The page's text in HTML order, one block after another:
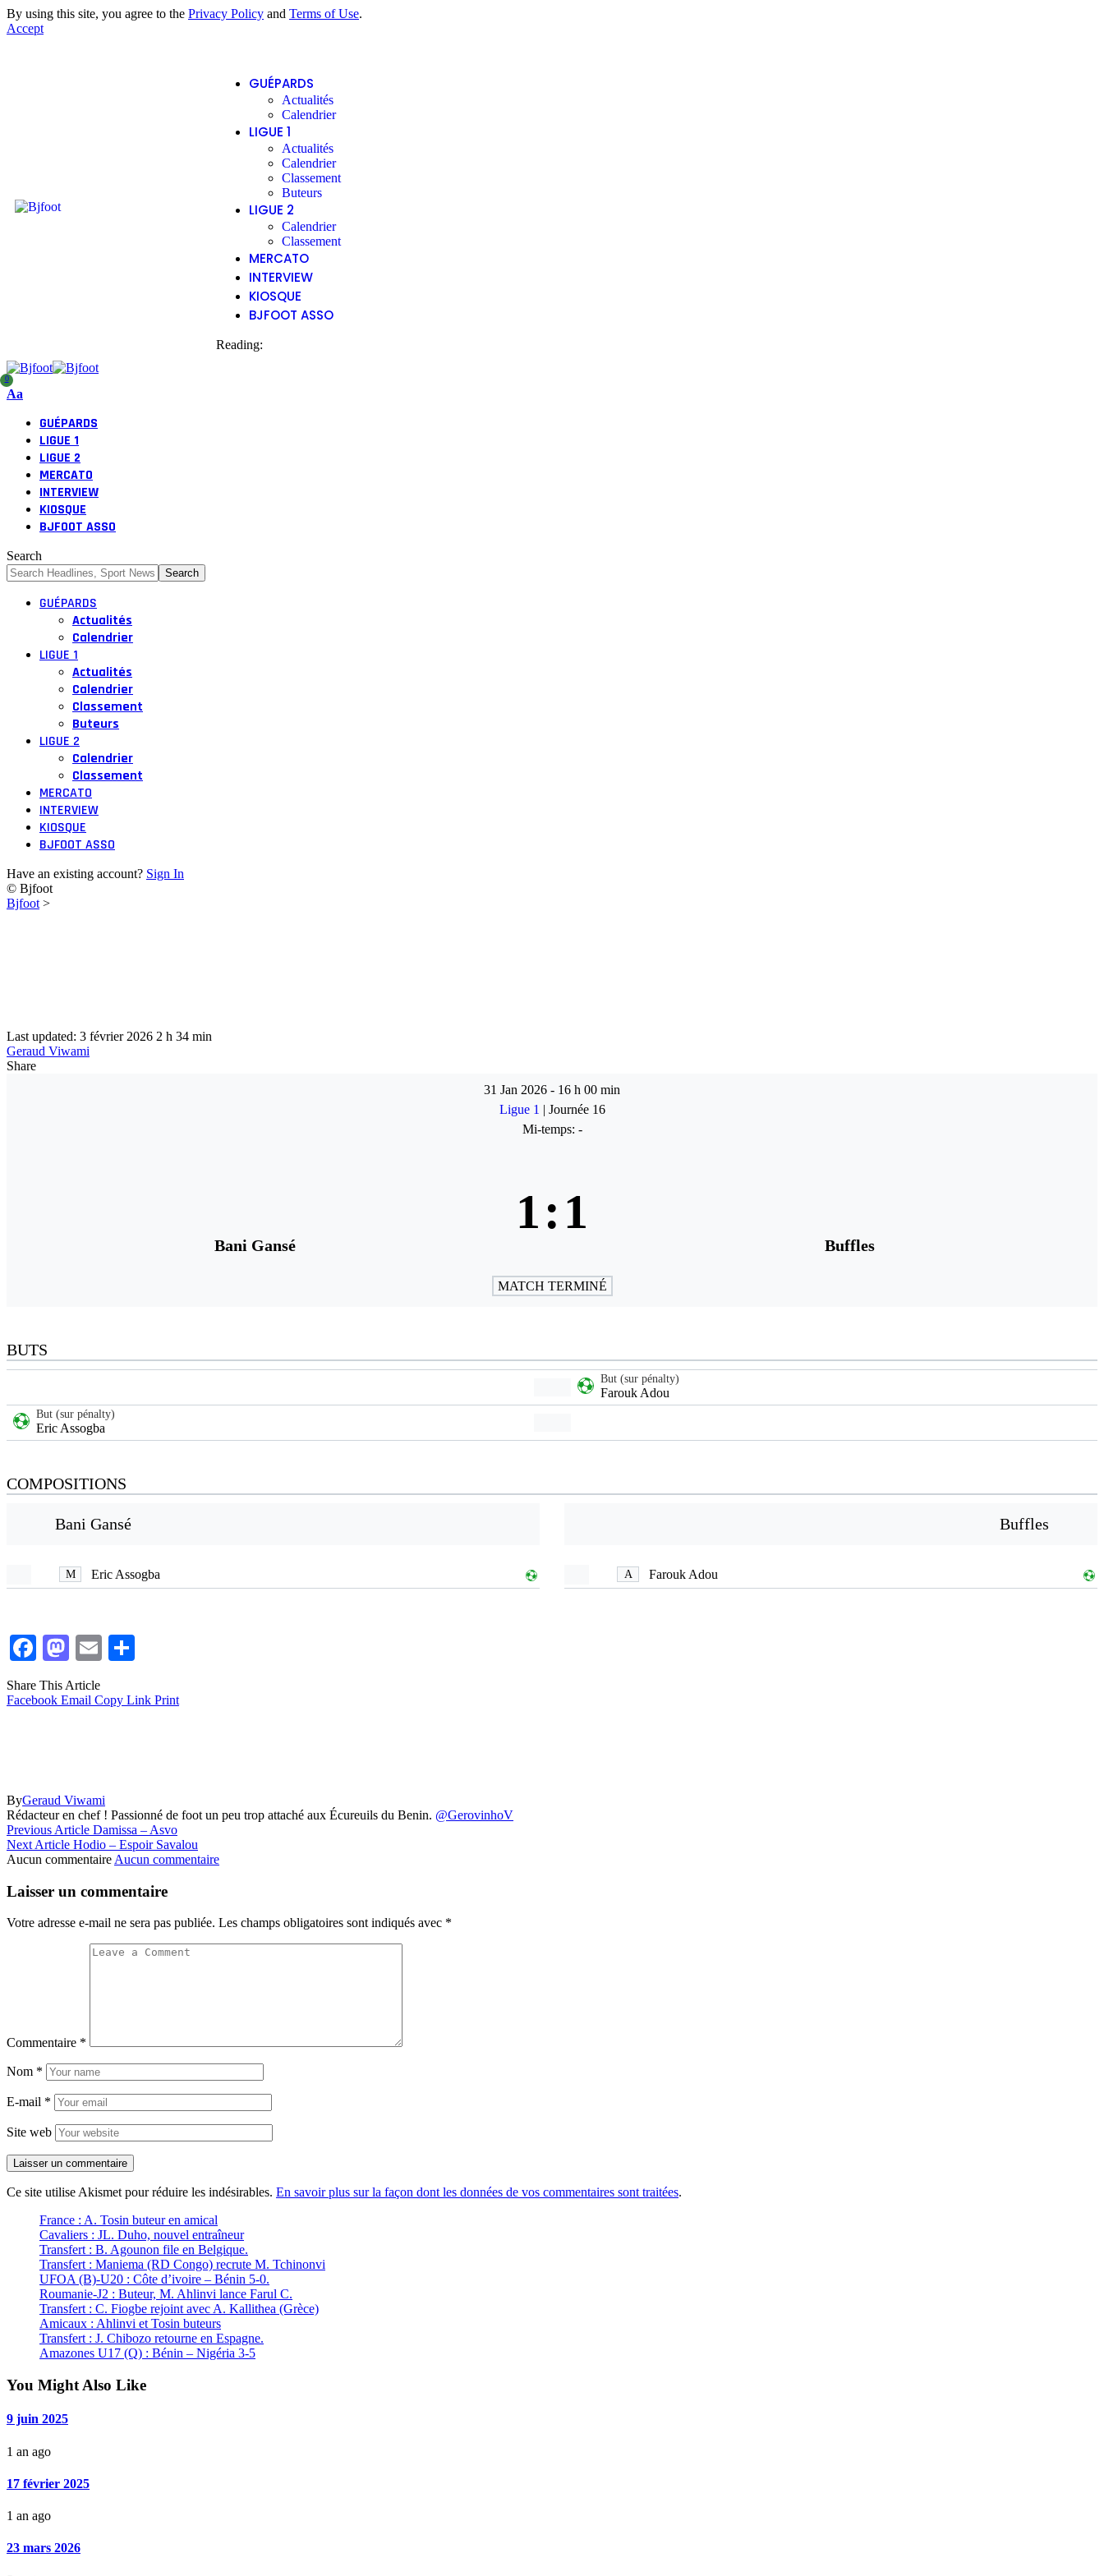
By using this site, you agree to the Privacy Policy and Terms of Use.
Accept
GUÉPARDS
Actualités
Calendrier
LIGUE 1
Actualités
Calendrier
Classement
Buteurs
LIGUE 2
Calendrier
Classement
MERCATO
INTERVIEW
KIOSQUE
BJFOOT ASSO
Reading:
0
Aa
GUÉPARDS
LIGUE 1
LIGUE 2
MERCATO
INTERVIEW
KIOSQUE
BJFOOT ASSO
Search
GUÉPARDS
Actualités
Calendrier
LIGUE 1
Actualités
Calendrier
Classement
Buteurs
LIGUE 2
Calendrier
Classement
MERCATO
INTERVIEW
KIOSQUE
BJFOOT ASSO
Have an existing account? Sign In
© Bjfoot
Bjfoot >
Last updated: 3 février 2026 2 h 34 min
Geraud Viwami
Share
31 Jan 2026 - 16 h 00 min
Ligue 1 | Journée 16
Mi-temps: -
Bani Gansé
1:1
Buffles
MATCH TERMINÉ
BUTS
But (sur pénalty)
Farouk Adou
But (sur pénalty)
Eric Assogba
COMPOSITIONS
Bani Gansé
M Eric Assogba
Buffles
A Farouk Adou
Facebook
Mastodon
Email
Share This Article
Facebook Email Copy Link Print
ByGeraud Viwami
Rédacteur en chef ! Passionné de foot un peu trop attaché aux Écureuils du Benin. @GerovinhoV
Previous Article Damissa – Asvo
Next Article Hodio – Espoir Savalou
Aucun commentaire Aucun commentaire
Laisser un commentaire
Votre adresse e-mail ne sera pas publiée. Les champs obligatoires sont indiqués avec *
Commentaire *
Nom *
E-mail *
Site web
Ce site utilise Akismet pour réduire les indésirables. En savoir plus sur la façon dont les données de vos commentaires sont traitées.
France : A. Tosin buteur en amical
Cavaliers : JL. Duho, nouvel entraîneur
Transfert : B. Agounon file en Belgique.
Transfert : Maniema (RD Congo) recrute M. Tchinonvi
UFOA (B)-U20 : Côte d’ivoire – Bénin 5-0.
Roumanie-J2 : Buteur, M. Ahlinvi lance Farul C.
Transfert : C. Fiogbe rejoint avec A. Kallithea (Grèce)
Amicaux : Ahlinvi et Tosin buteurs
Transfert : J. Chibozo retourne en Espagne.
Amazones U17 (Q) : Bénin – Nigéria 3-5
You Might Also Like
9 juin 2025
1 an ago
17 février 2025
1 an ago
23 mars 2026